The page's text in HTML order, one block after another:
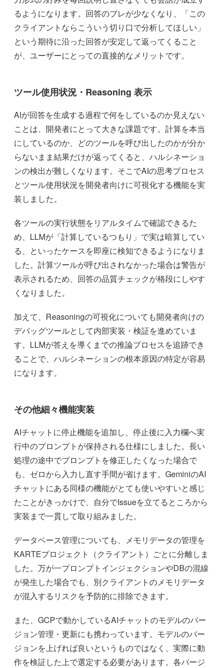
るようになります。回答のブレが少なくなり、「この
クライアントならこういう切り口で分析してほしい」
という期待に沿った回答が安定して返ってくること
が、ユーザーにとっての直接的なメリットです。
ツール使用状況・Reasoning 表示
AIが回答を生成する過程で何をしているのか見えない
ことは、開発者にとって大きな課題です。計算を本当
にしているのか、どのツールを呼び出したのかが分か
らないまま結果だけが返ってくると、ハルシネーショ
ンの検出が難しくなります。そこでAIの思考プロセス
とツール使用状況を開発者向けに可視化する機能を実
装しました。
各ツールの実行状態をリアルタイムで確認できるた
め、LLMが「計算しているつもり」で実は暗算してい
る、といったケースを即座に検知できるようになりま
した。計算ツールが呼び出されなかった場合は警告が
表示されるため、回答の品質チェックが格段にしやす
くなりました。
加えて、Reasoningの可視化についても開発者向けの
デバッグツールとして内部実装・検証を進めていま
す。LLMが答えを導くまでの推論プロセスを追跡でき
ることで、ハルシネーションの根本原因の特定が容易
になります。
その他細々機能実装
AIチャットに停止機能を追加し、停止後に入力欄へ実
行中のプロンプトが保持される仕様にしました。長い
処理の途中でプロンプトを修正したくなった場合で
も、ゼロから入力し直す手間が省けます。GeminiのAI
チャットにある同様の機能がとても使いやすいと感じ
たことがきっかけで、自分でIssueを立てるところから
実装まで一貫して取り組みました。
データベース管理についても、メモリデータの管理を
KARTEプロジェクト（クライアント）ごとに分離しま
した。万が一プロンプトインジェクションやDBの混線
が発生した場合でも、別クライアントのメモリデータ
が混入するリスクを予防的に排除できます。
また、GCPで動かしているAIチャットのモデルのバー
ジョン管理・更新にも携わっています。モデルのバー
ジョンを上げれば良いというものではなく、実際に動
作を検証した上で選定する必要があります。各バージ